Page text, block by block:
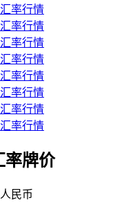
率行情
率行情
率行情
率行情
率行情
率行情
率行情
率行情
率牌价
民币